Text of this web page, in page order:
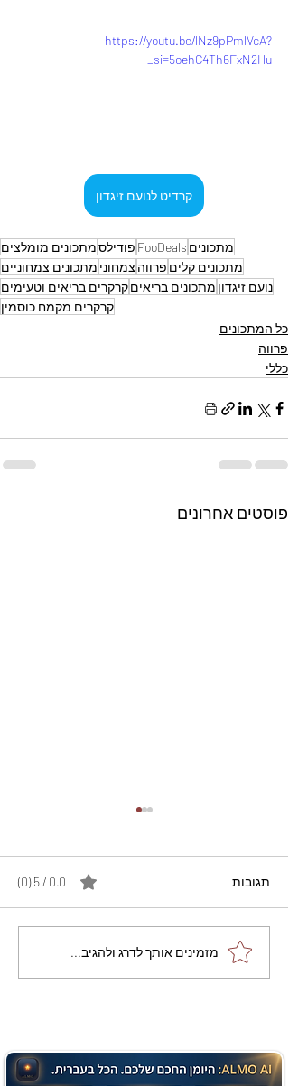
https://youtu.be/lNz9pPmlVcA?
si=5oehC4Th6FxN2Hu_
קרדיט לנועם זיגדון
מתכונים FooDeals פודילסמתכונים מומלצים
מתכונים קלים פרווה צמחוני מתכונים צמחוניים
נועם זיגדון מתכונים בריאיםקרקרים בריאים וטעימים
קרקרים מקמח כוסמין
כל המתכונים
פרווה
כללי
פוסטים אחרונים
מתכון מנצח עוגת מייפל
שוקולד בחושה וקלה - זיוה
תגובות 0.0 / 5 ‏(0)
מזמינים אותך לדרג ולהגיב...